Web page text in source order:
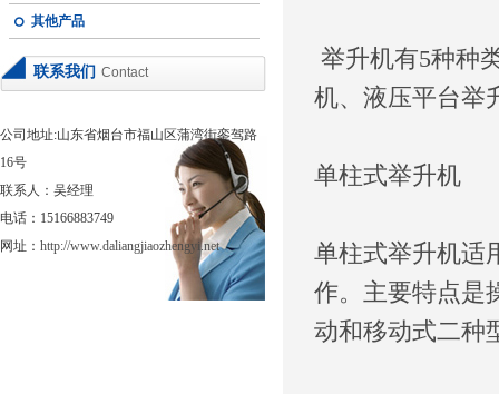
其他产品
联系我们 Contact
公司地址:山东省烟台市福山区蒲湾街銮驾路
16号
联系人：吴经理
电话：15166883749
网址： http://www.daliangjiaozhengyi.net
举升机有5种种
机、液压平台举
单柱式举升机
单柱式举升机适
作。主要特点是
动和移动式二种